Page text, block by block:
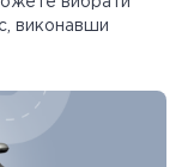
виконавши